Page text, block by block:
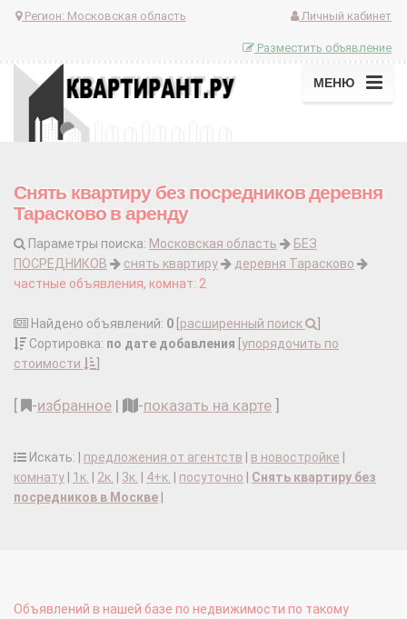
Регион: Московская область Личный кабинет
Разместить объявление
МЕНЮ
Снять квартиру без посредников деревня
Тарасково в аренду
Параметры поиска: Московская область
БЕЗ
ПОСРЕДНИКОВ
снять квартиру
деревня Тарасково
частные объявления, комнат: 2
Найдено объявлений: 0 расширенный поиск
Сортировка: по дате добавления упорядочить по
стоимости
-избранное | -показать на карте
Искать: | предложения от агентств в новостройке
комнату
1к. 2к. 3к. 4+к. посуточно
Снять квартиру без
посредников в Москве
Объявлений в нашей базе по недвижимости по такому